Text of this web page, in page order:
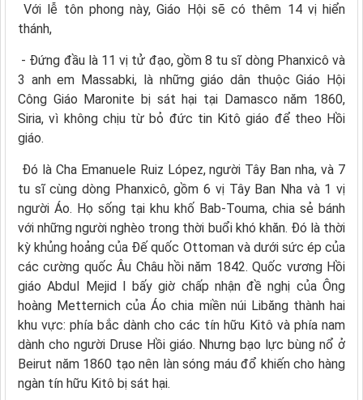
Với lễ tôn phong này, Giáo Hội sẽ có thêm 14 vị hiển
thánh,
- Đứng đầu là 11 vị tử đạo, gồm 8 tu sĩ dòng Phanxicô và
3 anh em Massabki, là những giáo dân thuộc Giáo Hội
Công Giáo Maronite bị sát hại tại Damasco năm 1860,
Siria, vì không chịu từ bỏ đức tin Kitô giáo để theo Hồi
giáo.
Đó là Cha Emanuele Ruiz López, người Tây Ban nha, và 7
tu sĩ cùng dòng Phanxicô, gồm 6 vị Tây Ban Nha và 1 vị
người Áo. Họ sống tại khu khố Bab-Touma, chia sẻ bánh
với những người nghèo trong thời buổi khó khăn. Đó là thời
kỳ khủng hoảng của Đế quốc Ottoman và dưới sức ép của
các cường quốc Âu Châu hồi năm 1842. Quốc vương Hồi
giáo Abdul Mejid I bấy giờ chấp nhận đề nghị của Ông
hoàng Metternich của Áo chia miền núi Libăng thành hai
khu vực: phía bắc dành cho các tín hữu Kitô và phía nam
dành cho người Druse Hồi giáo. Nhưng bạo lực bùng nổ ở
Beirut năm 1860 tạo nên làn sóng máu đổ khiến cho hàng
ngàn tín hữu Kitô bị sát hại.